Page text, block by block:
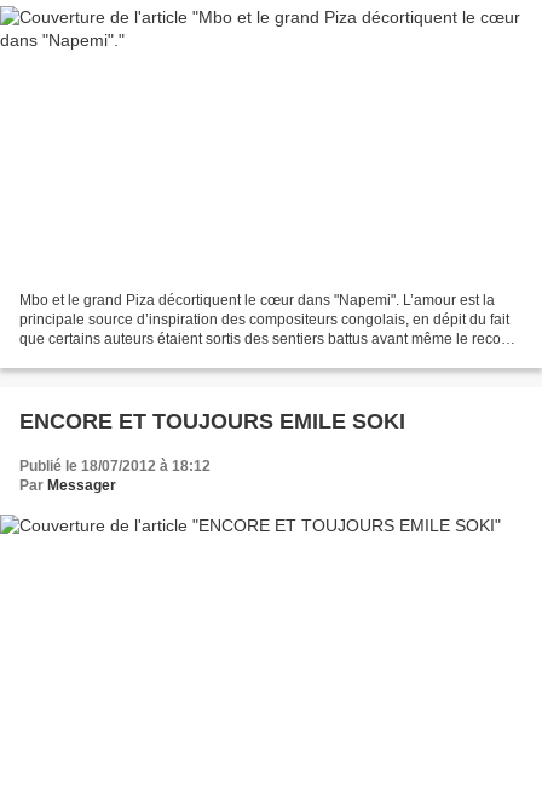
Mbo et le grand Piza décortiquent le cœur dans "Napemi". L’amour est la
principale source d’inspiration des compositeurs congolais, en dépit du fait
que certains auteurs étaient sortis des sentiers battus avant même le recours
ENCORE ET TOUJOURS EMILE SOKI
Publié le 18/07/2012 à 18:12
Par Messager